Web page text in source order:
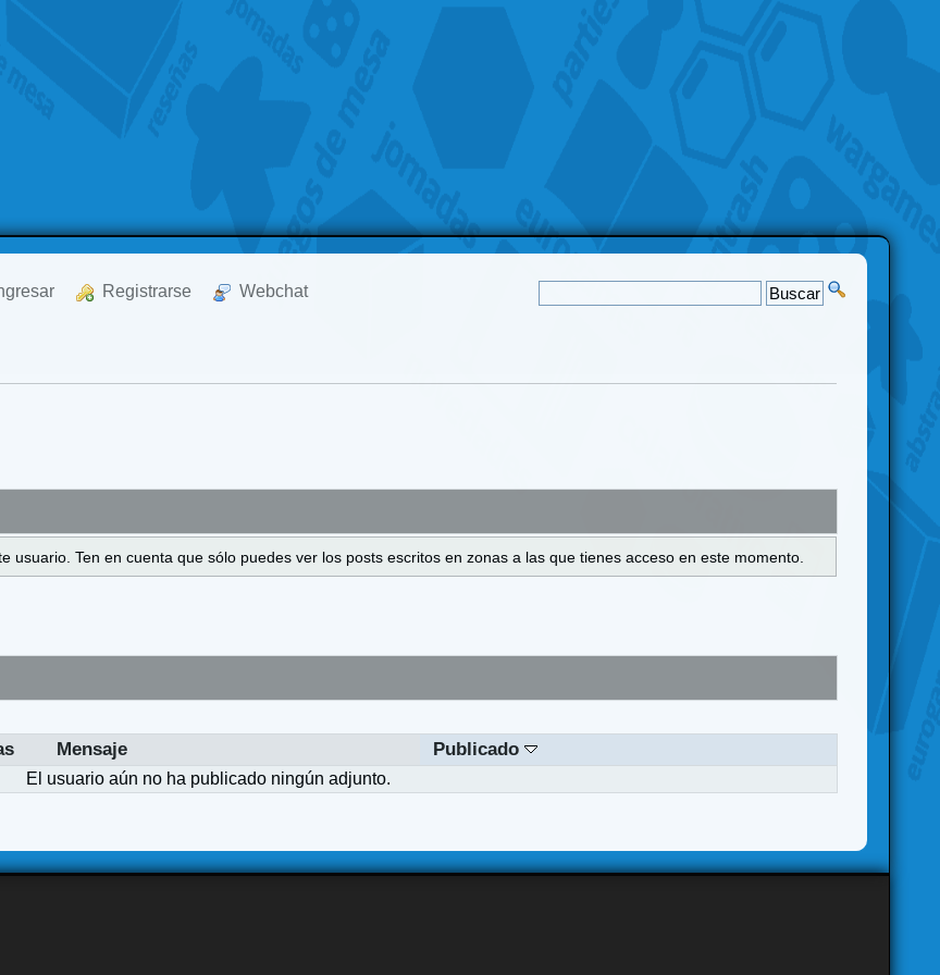
Registrarse Webchat
usuario. Ten en cuenta que sólo puedes ver los posts escritos en zonas a las que tienes acceso en este momento.
Mensaje Publicado
El usuario aún no ha publicado ningún adjunto.